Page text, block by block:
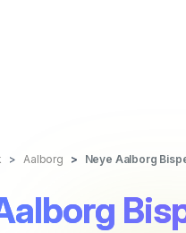
Aalborg Neye Aalborg